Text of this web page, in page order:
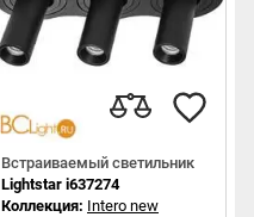
Встраиваемый светильник
Lightstar i637274
Коллекция: Intero new